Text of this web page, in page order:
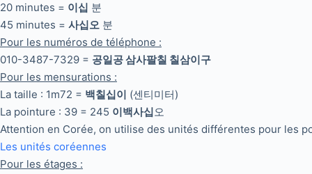
20 minutes = 이십 분
45 minutes = 사십오 분
Pour les numéros de téléphone :
010-3487-7329 = 공일공 삼사팔칠 칠삼이구
Pour les mensurations :
La taille : 1m72 = 백칠십이 (센티미터)
La pointure : 39 = 245 이백사십오
Attention en Corée, on utilise des unités différentes pour les
Les unités coréennes
Pour les étages :